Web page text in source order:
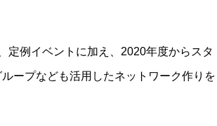
定例イベントに加え、2020年度からスタ
ープなども活用したネットワーク作りを